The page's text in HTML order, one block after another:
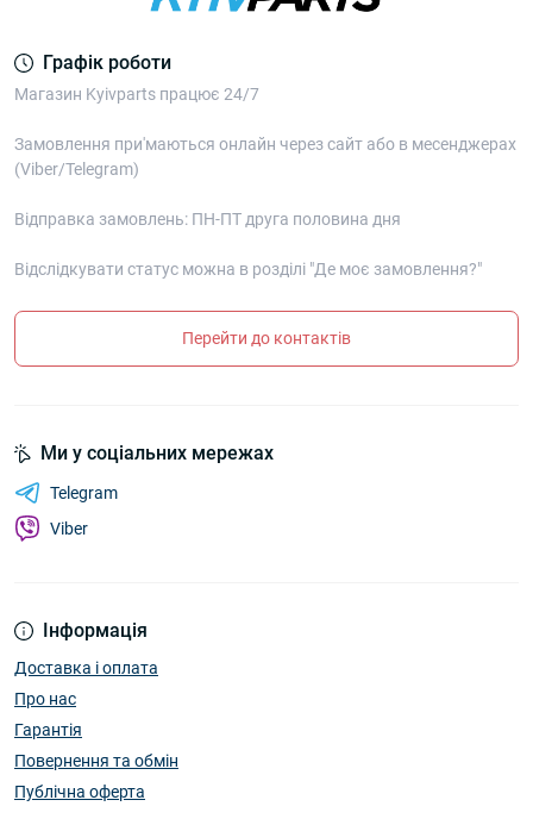
Графік роботи
Магазин Kyivparts працює 24/7
Замовлення при'маються онлайн через сайт або в месенджерах
(Viber/Telegram)
Відправка замовлень: ПН-ПТ друга половина дня
Відслідкувати статус можна в розділі "Де моє замовлення?"
Перейти до контактів
Інформація
Доставка і оплата
Про нас
Гарантія
Повернення та обмін
Публічна оферта
Ми у соціальних мережах
Telegram
Viber